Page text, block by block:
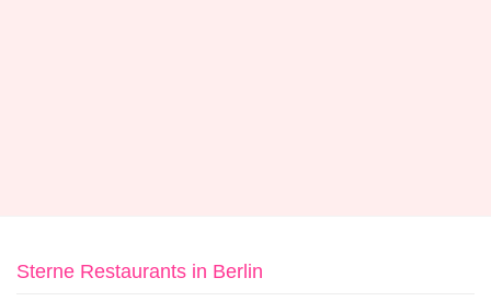
Sterne Restaurants in Berlin